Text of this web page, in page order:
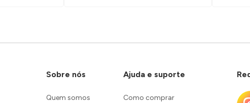
Sobre nós
Quem somos
Ajuda e suporte
Como comprar